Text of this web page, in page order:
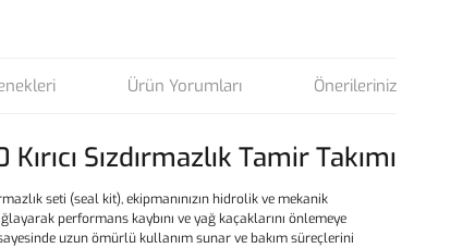
Ürün Yorumları Önerileriniz
Sızdırmazlık Tamir Takımı
seti (seal kit), ekipmanınızın hidrolik ve mekanik
performans kaybını ve yağ kaçaklarını önlemeye
sayesinde uzun ömürlü kullanım sunar ve bakım süreçlerini